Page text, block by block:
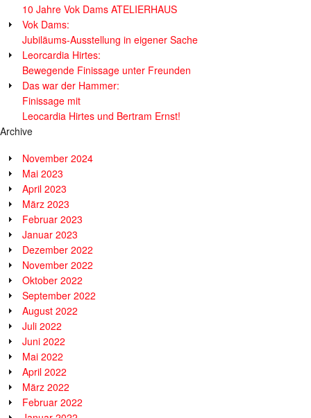
10 Jahre Vok Dams ATELIERHAUS
Vok Dams:
Jubiläums-Ausstellung in eigener Sache
Leorcardia Hirtes:
Bewegende Finissage unter Freunden
Das war der Hammer:
Finissage mit
Leocardia Hirtes und Bertram Ernst!
Archive
November 2024
Mai 2023
April 2023
März 2023
Februar 2023
Januar 2023
Dezember 2022
November 2022
Oktober 2022
September 2022
August 2022
Juli 2022
Juni 2022
Mai 2022
April 2022
März 2022
Februar 2022